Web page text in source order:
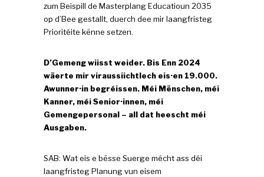
zum Beispill de Masterplang Educatioun 2035
op d’Bee gestallt, duerch dee mir laangfristeg
Prioritéite kënne setzen.
D’Gemeng wiisst weider. Bis Enn 2024
wäerte mir viraussiichtlech eis·en 19.000.
Awunner·in begréissen. Méi Mënschen, méi
Kanner, méi Senior·innen, méi
Gemengepersonal – all dat heescht méi
Ausgaben.
SAB: Wat eis e bësse Suerge mécht ass déi
laangfristeg Planung vun eisem